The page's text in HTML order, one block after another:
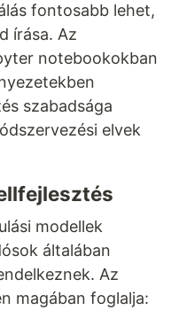
fontosabb lehet,
írása. Az
notebookokban
szabadsága
elvek
modellek
általában
Az
magában foglalja: